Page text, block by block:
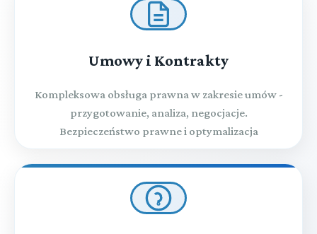
Umowy i Kontrakty
Kompleksowa obsługa prawna w zakresie umów -
przygotowanie, analiza, negocjacje.
Bezpieczeństwo prawne i optymalizacja